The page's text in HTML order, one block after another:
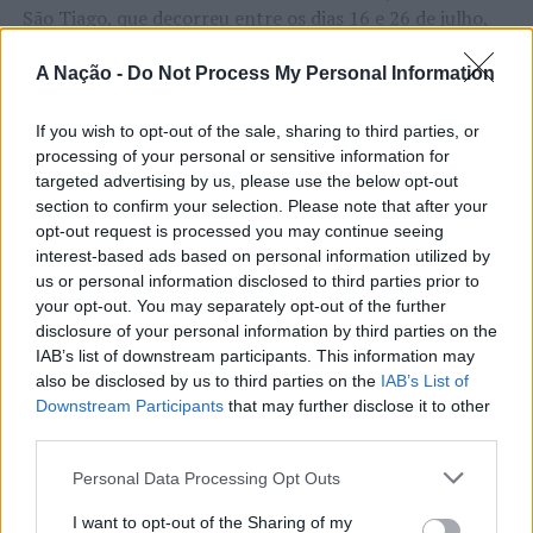
A Nação - Do Not Process My Personal Information
If you wish to opt-out of the sale, sharing to third parties, or
processing of your personal or sensitive information for
targeted advertising by us, please use the below opt-out
section to confirm your selection. Please note that after your
opt-out request is processed you may continue seeing
interest-based ads based on personal information utilized by
us or personal information disclosed to third parties prior to
your opt-out. You may separately opt-out of the further
disclosure of your personal information by third parties on the
IAB’s list of downstream participants. This information may
also be disclosed by us to third parties on the IAB’s List of
Downstream Participants that may further disclose it to other
Personal Data Processing Opt Outs
I want to opt-out of the Sharing of my
São Tiago, que decorreu entre os dias 16 e 26 de julho,
certames populares de Portugal. Com origens medievais
tradição, atividade económica, comércio, gastronomia,
animação cultural e divulgação empresarial,
constituindo um dos principais momentos de promoção
do município e da Beira Interior.
Para António Carlos, o crescimento alcançado ao longo
dos últimos anos representa o cumprimento dos
objetivos que traçou quando iniciou o seu percurso no
setor imobiliário. O empresário considera que o
reconhecimento conquistado resulta da proximidade
com a comunidade e da capacidade de apoiar não apenas
compradores e vendedores, mas também iniciativas
locais e projetos de desenvolvimento regional. Segundo
sua presença em vários concelhos da Beira Interior e
CONTINUAR A LER
ATUALIDADE
Rio de Janeiro: Governo do Estado
propõe parceria com a FUNCEX para
“reforçar inteligência sobre
comércio exterior”